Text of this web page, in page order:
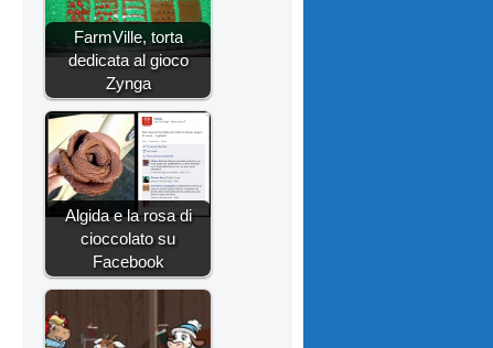
FarmVille, torta
dedicata al gioco
Zynga
Algida e la rosa di
cioccolato su
Facebook